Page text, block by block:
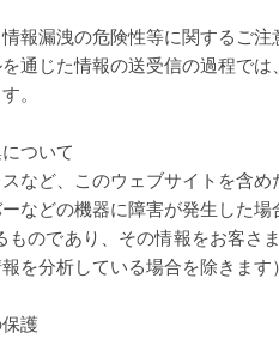
報漏洩の危険性等に関するご注
通じた情報の送受信の過程で
。
ついて
など、このウェブサイトを含
などの機器に障害が発生した
のであり、その情報をお客
を分析している場合を除きます
護